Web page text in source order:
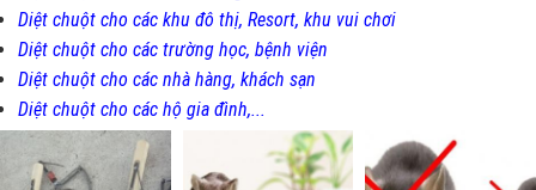
Diệt chuột cho các khu đô thị, Resort, khu vui chơi
Diệt chuột cho các trường học, bệnh viện
Diệt chuột cho các nhà hàng, khách sạn
Diệt chuột cho các hộ gia đình,...